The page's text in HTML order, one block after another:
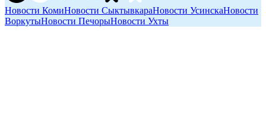
Новости КомиНовости СыктывкараНовости УсинскаНовости
ВоркутыНовости ПечорыНовости Ухты